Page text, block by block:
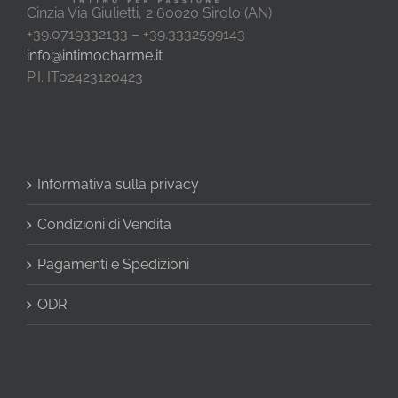
Cinzia Via Giulietti, 2 60020 Sirolo (AN)
+39.0719332133 – +39.3332599143
info@intimocharme.it
P.I. IT02423120423
Informativa sulla privacy
Condizioni di Vendita
Pagamenti e Spedizioni
ODR